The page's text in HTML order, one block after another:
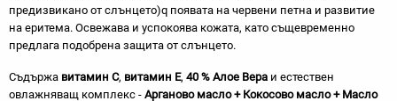
предизвикано от слънцето)q появата на червени петна и развитие
на еритема. Освежава и успокоява кожата, като същевременно
предлага подобрена защита от слънцето.
Съдържа витамин C, витамин E, 40 % Алое Вера и естествен
овлажняващ комплекс - Арганово масло + Кокосово масло + Масло